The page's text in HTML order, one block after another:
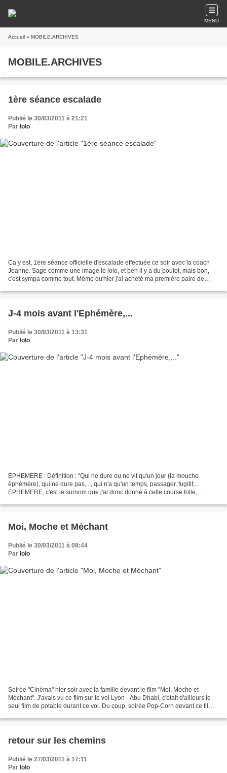
MENU
Accueil » MOBILE.ARCHIVES
MOBILE.ARCHIVES
1ère séance escalade
Publié le 30/03/2011 à 21:21
Par lolo
Ca y est, 1ère séance officielle d'escalade effectuée ce soir avec la coach
Jeanne. Sage comme une image le lolo, et ben il y a du boulot, mais bon,
c'est sympa comme tout. Même qu'hier j'ai acheté ma première paire de
J-4 mois avant l'Ephémère,...
Publié le 30/03/2011 à 13:31
Par lolo
EPHEMERE : Définition : "Qui ne dure ou ne vit qu'un jour (la mouche
éphémère), qui ne dure pas,..., qui n'a qu'un temps, passager, fugitif,...
EPHEMERE, c'est le surnom que j'ai donc donné à cette course folle,
Moi, Moche et Méchant
Publié le 30/03/2011 à 08:44
Par lolo
Soirée "Cinéma" hier soir avec la famille devant le film "Moi, Moche et
Méchant". J'avais vu ce film sur le vol Lyon - Abu Dhabi, c'était d'ailleurs le
seul film de potable durant ce vol. Du coup, soirée Pop-Corn devant ce film
retour sur les chemins
Publié le 27/03/2011 à 17:11
Par lolo